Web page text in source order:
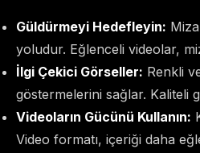
Güldürmeyi Hedefleyin:
yoludur. Eğlenceli videolar,
İlgi Çekici Görseller: Renkli
göstermelerini sağlar. Kaliteli
Videoların Gücünü Kullanın:
Video formatı, içeriği daha